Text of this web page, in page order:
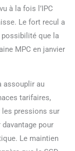
à la fois l’IPC
Le fort recul a
que la
MPC en janvier
assouplir au
tarifaires,
pressions sur
pour
Le maintien